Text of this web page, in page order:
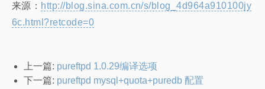
来源： http://blog.sina.com.cn/s/blog_4d964a910100jy
6c.html?retcode=0
上一篇: pureftpd 1.0.29编译选项
下一篇: pureftpd mysql+quota+puredb 配置